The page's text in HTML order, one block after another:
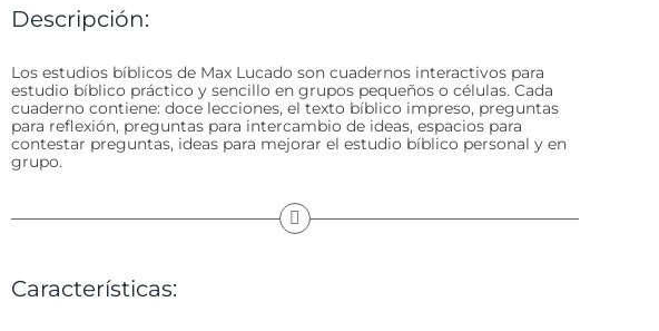
Descripción:
Los estudios bíblicos de Max Lucado son cuadernos interactivos para
estudio bíblico práctico y sencillo en grupos pequeños o células. Cada
cuaderno contiene: doce lecciones, el texto bíblico impreso, preguntas
para reflexión, preguntas para intercambio de ideas, espacios para
contestar preguntas, ideas para mejorar el estudio bíblico personal y en
grupo.
Características: